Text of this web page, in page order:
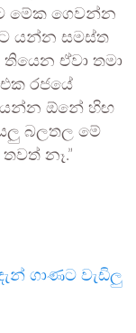
මේක ගෙවන්න
යන්න සමස්ත
ඒවා තමා
රජයේ
ඕනේ හිඟ
බලතල මේ
නෑ.”
ගාණට වැඩිලු